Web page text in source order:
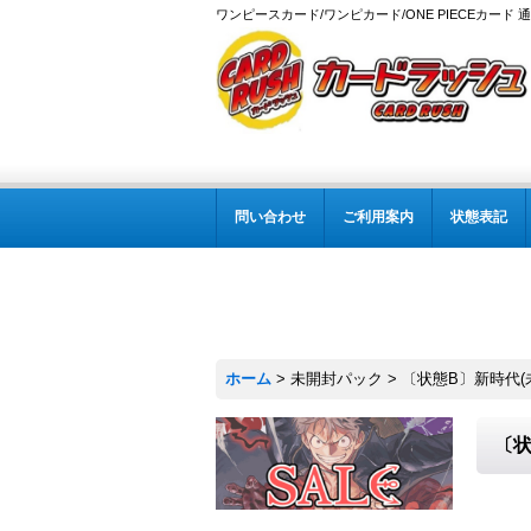
ワンピースカード/ワンピカード/ONE PIECEカード
問い合わせ ご利用案内 状態表記
ホーム > 未開封パック > 〔状態B〕新時代
〔